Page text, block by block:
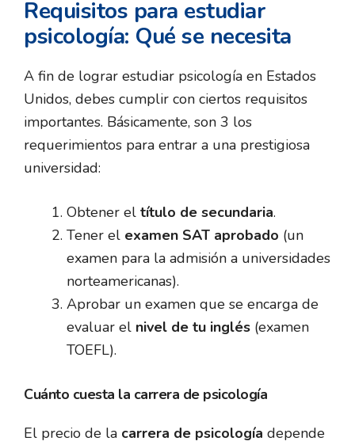
Requisitos para estudiar
psicología: Qué se necesita
A fin de lograr estudiar psicología en Estados
Unidos, debes cumplir con ciertos requisitos
importantes. Básicamente, son 3 los
requerimientos para entrar a una prestigiosa
universidad:
Obtener el título de secundaria.
Tener el examen SAT aprobado (un
examen para la admisión a universidades
norteamericanas).
Aprobar un examen que se encarga de
evaluar el nivel de tu inglés (examen
TOEFL).
Cuánto cuesta la carrera de psicología
El precio de la carrera de psicología depende